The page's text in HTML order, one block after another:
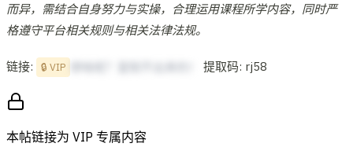
而异，需结合自身努力与实操，合理运用课程所学内容，同时严
格遵守平台相关规则与相关法律法规。
链接: 🔒 VIP 提取码: rj58
本帖链接为 VIP 专属内容